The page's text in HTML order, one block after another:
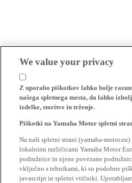
We value your privacy
Z uporabo piškotkov lahko bolje
našega spletnega mesta, da lahko
izdelke, storitve in trženje.
Piškotki na Yamaha Motor spletni
Na naši spletni strani (yamaha-
lokalnimi različicami Yamaha Motor
podružnice in njene povezane
vključno s tehnikami, ki so podobne
javascript in spletni vtičniki.